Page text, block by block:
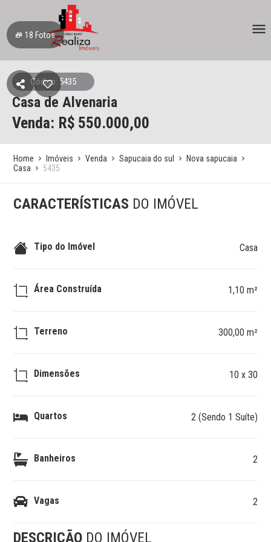
18 Fotos
Código: 5435
Casa de Alvenaria
Venda: R$ 550.000,00
Home Imóveis Venda Sapucaia do sul
Nova sapucaia
Casa
5435
CARACTERÍSTICAS DO IMÓVEL
Tipo do Imóvel Casa
Área Construída 1,10 m²
Terreno 300,00 m²
Dimensões 10 x 30
Quartos 2 (Sendo 1 Suíte)
Banheiros 2
Vagas 2
DESCRIÇÃO DO IMÓVEL